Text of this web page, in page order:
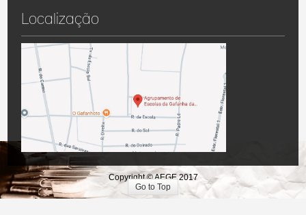
Localização
Copyright © AEGE 2017
Go to Top